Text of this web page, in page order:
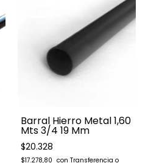
Barral Hierro Metal 1,60
Mts 3/4 19 Mm
$20.328
$17.278,80